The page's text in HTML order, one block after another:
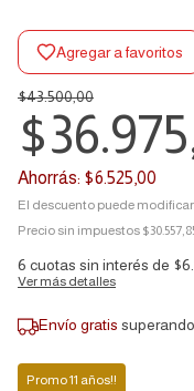
Agregar a favoritos
$43.500,00
Ahorrás: $6.525,00
El descuento puede
Precio sin impuestos
6 cuotas sin interés de
Ver más detalles
Envío gratis
Promo 11 años!!